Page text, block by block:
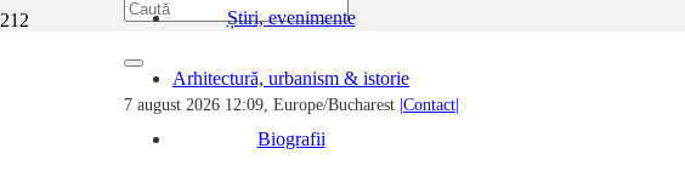
7 august 2026 12:09, Europe/Bucharest |Contact|
Știri, evenimente
Arhitectură, urbanism & istorie
Biografii
Cinema & Teatru
Trei destine, o confruntare scenică: „Mary Stuart” și revenirea lui
Andrei Șerban la TNB